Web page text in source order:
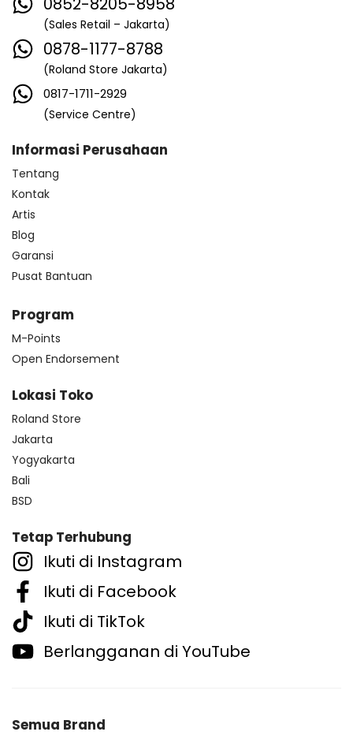
(Sales Retail – Jakarta)
0878-1177-8788
(Roland Store Jakarta)
0817-1711-2929
(Service Centre)
Informasi Perusahaan
Tentang
Kontak
Artis
Blog
Garansi
Pusat Bantuan
Program
M-Points
Open Endorsement
Lokasi Toko
Roland Store
Jakarta
Yogyakarta
Bali
BSD
Tetap Terhubung
Ikuti di Instagram
Ikuti di Facebook
Ikuti di TikTok
Berlangganan di YouTube
Semua Brand